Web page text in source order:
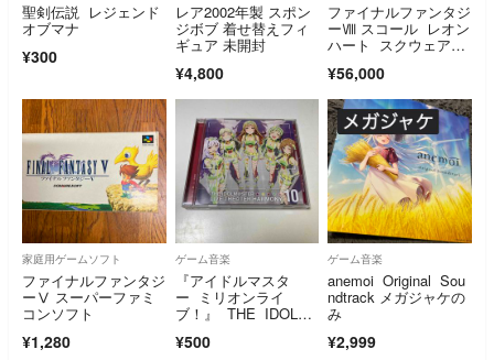
聖剣伝説 レジェンド
オブマナ
¥300
レア2002年製 スポン
ジボブ 着せ替えフィ
ギュア 未開封
¥4,800
ファイナルファンタジ
ーⅧ スコール レオン
ハート スクウェア公
¥56,000
家庭用ゲームソフト
ファイナルファンタジ
ーⅤ スーパーファミ
コンソフト
¥1,280
ゲーム音楽
『アイドルマスタ
ー ミリオンライ
ブ！』 THE IDOLM
¥500
ゲーム音楽
anemoi Original Sou
ndtrack メガジャケの
み
¥2,999